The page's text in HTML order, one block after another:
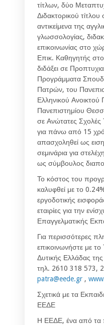
τίτλων, δύο
Διδακτορικού
αντικείμενα της
γλωσσολογίας,
επικοινωνίας στο
Επικ. Καθηγητής στο
διδάξει σε
Προγράμματα
Πατρών, του
Ελληνικού Ανοικτού
Πανεπιστημίου
σε Ανώτατες Σχολές
για πάνω από 15
απασχοληθεί ως
σεμινάρια για
ως σύμβουλος
Το κόστος του
καλυφθεί με το
εργοδοτικής
εταιρίες για την
Επαγγελματικής
Για περισσότερες
επικοινωνήστε με
Δυτικής Ελλάδας
τηλ. 2610 318 573,
patra@eede.gr ,
Σχετικά με τα
ΕΕΔΕ
Η ΕΕΔΕ, ένα από τα